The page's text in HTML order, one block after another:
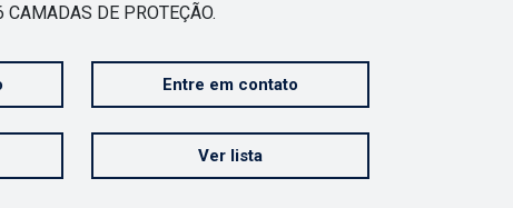
DE PROTEÇÃO.
Entre em contato
Ver lista